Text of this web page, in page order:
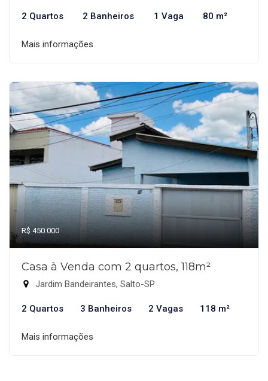
2 Quartos 2 Banheiros 1 Vaga 80 m²
Mais informações
R$ 450.000
Casa à Venda com 2 quartos, 118m²
Jardim Bandeirantes, Salto-SP
2 Quartos 3 Banheiros 2 Vagas 118 m²
Mais informações